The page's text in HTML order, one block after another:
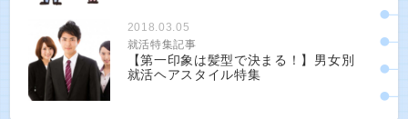
2018.03.05
就活特集記事
【第一印象は髪型で決まる！】男女別
就活ヘアスタイル特集